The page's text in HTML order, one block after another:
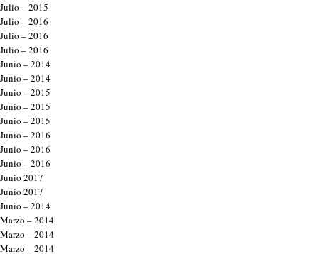
Julio – 2015
Julio – 2016
Julio – 2016
Julio – 2016
Junio – 2014
Junio – 2014
Junio – 2015
Junio – 2015
Junio – 2015
Junio – 2016
Junio – 2016
Junio – 2016
Junio 2017
Junio 2017
Junio – 2014
Marzo – 2014
Marzo – 2014
Marzo – 2014